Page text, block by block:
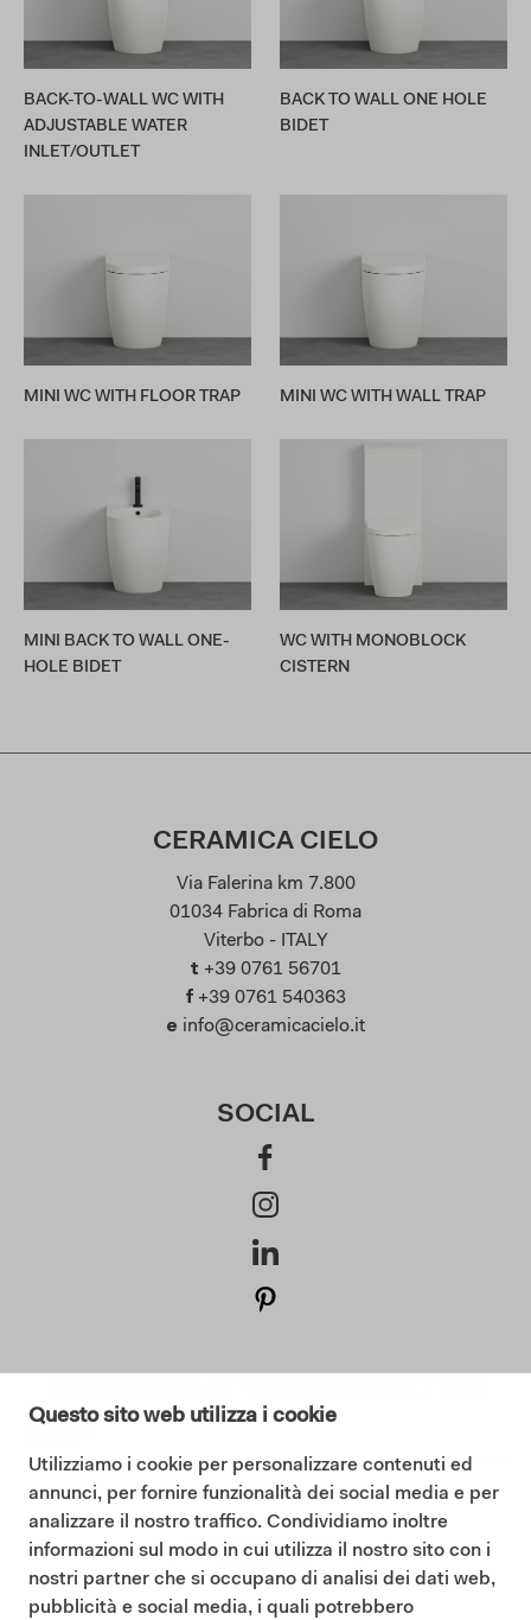
Questo sito web utilizza i cookie
Utilizziamo i cookie per personalizzare contenuti ed
annunci, per fornire funzionalità dei social media e per
analizzare il nostro traffico. Condividiamo inoltre
informazioni sul modo in cui utilizza il nostro sito con i
nostri partner che si occupano di analisi dei dati web,
pubblicità e social media, i quali potrebbero
BACK-TO-WALL WC WITH
ADJUSTABLE WATER
INLET/OUTLET
BACK TO WALL ONE HOLE
BIDET
MINI WC WITH FLOOR TRAP MINI WC WITH WALL TRAP
MINI BACK TO WALL ONE-
HOLE BIDET
WC WITH MONOBLOCK
CISTERN
CERAMICA CIELO
Via Falerina km 7.800
01034 Fabrica di Roma
Viterbo - ITALY
t +39 0761 56701
f +39 0761 540363
e info@ceramicacielo.it
SOCIAL
I consent to the Privacy Policy (Read our Privacy Policy
Subscribe